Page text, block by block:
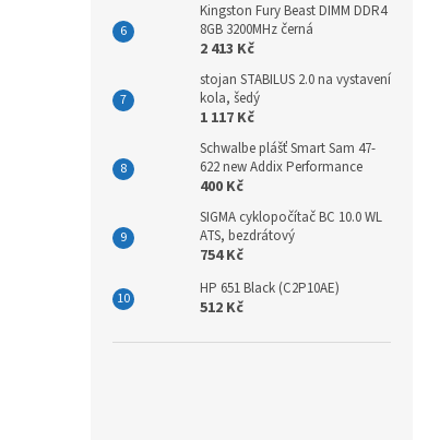
Kingston Fury Beast DIMM DDR4
8GB 3200MHz černá
2 413 Kč
stojan STABILUS 2.0 na vystavení
kola, šedý
1 117 Kč
Schwalbe plášť Smart Sam 47-
622 new Addix Performance
400 Kč
SIGMA cyklopočítač BC 10.0 WL
ATS, bezdrátový
754 Kč
HP 651 Black (C2P10AE)
512 Kč